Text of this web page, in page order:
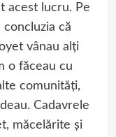
acest lucru. Pe
că
vânau alți
o făceau cu
comunități,
Cadavrele
măcelărite și